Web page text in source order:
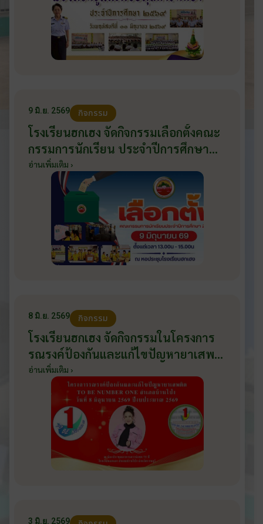
9 มิ.ย. 2569 กิจกรรม
โรงเรียนฮกเฮง จัดกิจกรรมเลือกตั้งคณะ
กรรมการนักเรียน ประจำปีการศึกษา
2569 ส่งเสริมประชาธิปไตยในโรงเรียน
วันที่ 9 มิถุนายน 2569
อ่านเพิ่มเติม ›
8 มิ.ย. 2569 กิจกรรม
โรงเรียนฮกเฮง จัดกิจกรรมในโครงการ
รณรงค์ป้องกันและแก้ไขปัญหายาเสพ
ติด TO BE NUMBER ONE อำเภอ
บ้านโป่ง ปีงบประมาณ 2569 ให้กับ
นักเรียนแกนนำ ในวันที่ 8 มิถุนายน
2569
อ่านเพิ่มเติม ›
3 มิ.ย. 2569